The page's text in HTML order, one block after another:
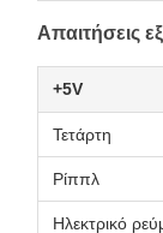
Απαιτήσεις
+5V
Τετάρτη
Ρίππλ
Ηλεκτρικό